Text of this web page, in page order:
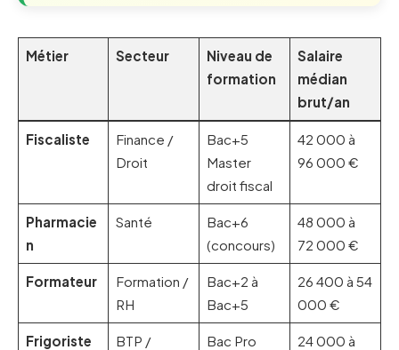
Métier Secteur
Niveau de
formation
Salaire
médian
brut/an
Fiscaliste
Finance /
Droit
Bac+5
Master
droit fiscal
42 000 à
96 000 €
Pharmacie
n
Santé
Bac+6
(concours)
48 000 à
72 000 €
Formateur
Formation /
RH
Bac+2 à
Bac+5
26 400 à 54
000 €
Frigoriste BTP / Bac Pro 24 000 à